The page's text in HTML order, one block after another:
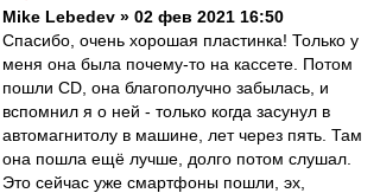
Mike Lebedev » 02 фев 2021 16:50
Спасибо, очень хорошая пластинка! Только у
меня она была почему-то на кассете. Потом
пошли CD, она благополучно забылась, и
вспомнил я о ней - только когда засунул в
автомагнитолу в машине, лет через пять. Там
она пошла ещё лучше, долго потом слушал.
Это сейчас уже смартфоны пошли, эх,